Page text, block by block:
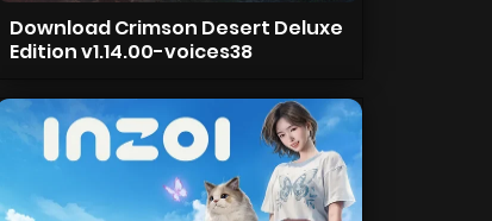
Download Crimson Desert Deluxe
Edition v1.14.00-voices38